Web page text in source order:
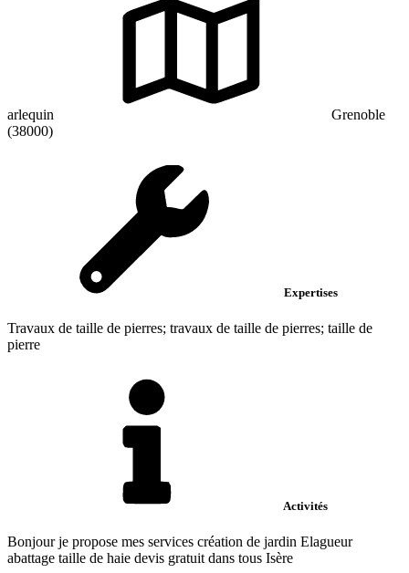
arlequin
Grenoble
(38000)
Expertises
Travaux de taille de pierres; travaux de taille de pierres; taille de
pierre
Activités
Bonjour je propose mes services création de jardin Elagueur
abattage taille de haie devis gratuit dans tous Isère